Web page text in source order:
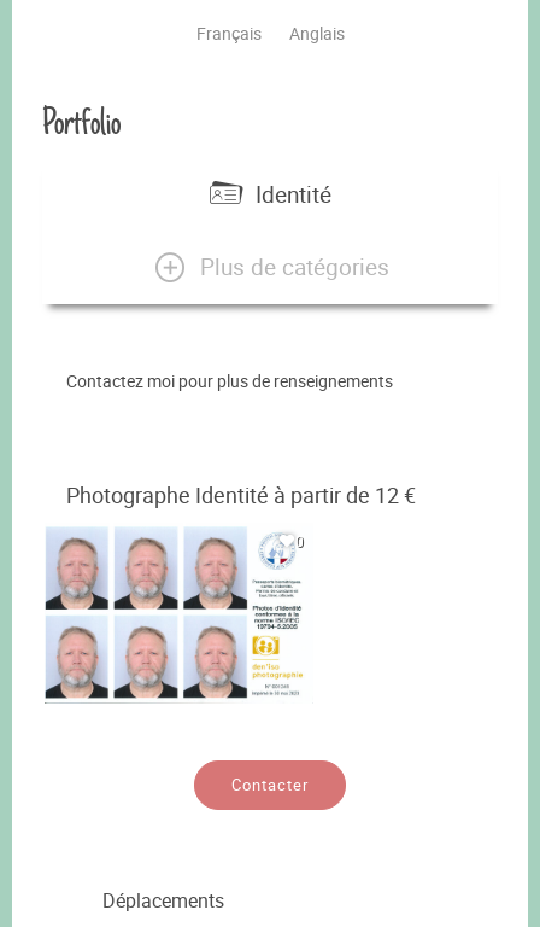
Français Anglais
Portfolio
Identité
Plus de catégories
Contactez moi pour plus de renseignements
Photographe Identité à partir de 12 €
0
Contacter
Déplacements